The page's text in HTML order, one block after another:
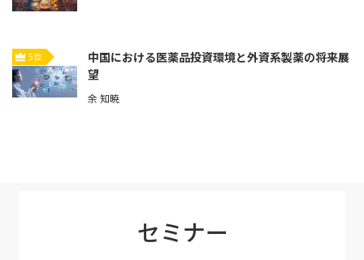
5位
中国における医薬品投資環境と外資系製薬の将来展
望
余 知暁
セミナー